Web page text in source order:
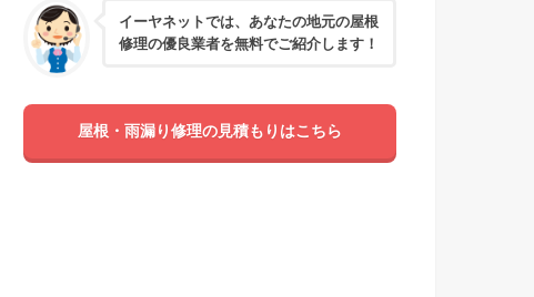
イーヤネットでは、あなたの地元の屋根
修理の優良業者を無料でご紹介します！
屋根・雨漏り修理の見積もりはこちら